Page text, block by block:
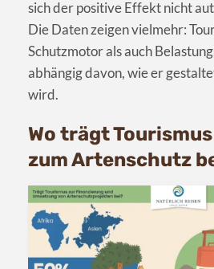
sich der positive Effekt nicht
Die Daten zeigen vielmehr:
Schutzmotor als auch
abhängig davon, wie er
wird.
Wo trägt
zum Artenschutz